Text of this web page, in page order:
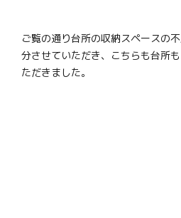
ご覧の通り台所の収納スペースの
分させていただき、こちらも台所
ただきました。